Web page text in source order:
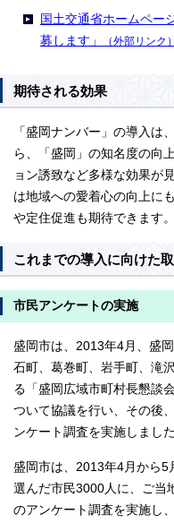
国土交通省ホームペー
募します」
（外部リンク）
期待される効果
「盛岡ナンバー」の導入は
ら、「盛岡」の知名度の向
ョン誘致など多様な効果が
は地域への愛着心の向上に
や定住促進も期待できます。
これまでの導入に向けた
市民アンケートの実施
盛岡市は、2013年4月、盛
石町、葛巻町、岩手町、滝
る「盛岡広域市町村長懇談
ついて協議を行い、その後
ンケート調査を実施しました
盛岡市は、2013年4月から5
選んだ市民3000人に、ご当
のアンケート調査を実施し